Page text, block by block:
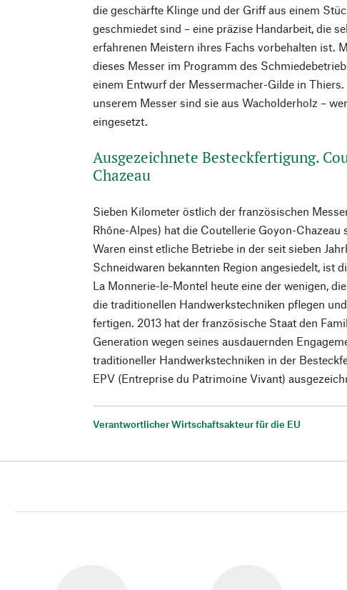
die geschärfte Klinge und der Griff aus einem
geschmiedet sind – eine präzise Handarbeit, die
erfahrenen Meistern ihres Fachs vorbehalten ist.
dieses Messer im Programm des
einem Entwurf der Messermacher-Gilde in
unserem Messer sind sie aus Wacholderholz –
eingesetzt.
Ausgezeichnete Besteckfertigung.
Chazeau
Sieben Kilometer östlich der französischen
Rhône-Alpes) hat die Coutellerie Goyon-Chazeau
Waren einst etliche Betriebe in der seit sieben
Schneidwaren bekannten Region angesiedelt, ist
La Monnerie-le-Montel heute eine der wenigen,
die traditionellen Handwerkstechniken pflegen
fertigen. 2013 hat der französische Staat den
Generation wegen seines ausdauernden
traditioneller Handwerkstechniken in der
EPV (Entreprise du Patrimoine Vivant)
Verantwortlicher Wirtschaftsakteur für die EU